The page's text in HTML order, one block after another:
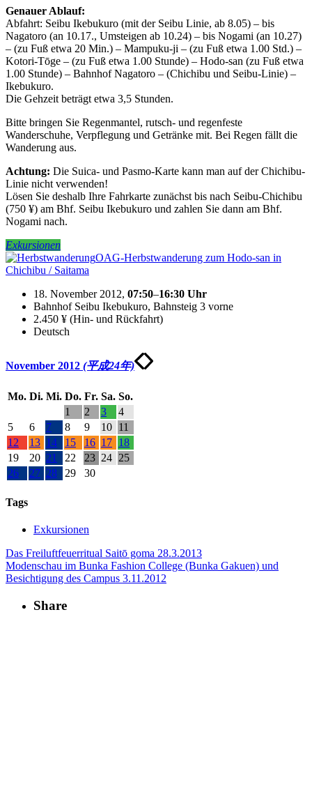
Genauer Ablauf:
Abfahrt: Seibu Ikebukuro (mit der Seibu Linie, ab 8.05) ‒ bis
Nagatoro (an 10.17., Umsteigen ab 10.24) ‒ bis Nogami (an 10.27)
‒ (zu Fuß etwa 20 Min.) ‒ Mampuku-ji ‒ (zu Fuß etwa 1.00 Std.) ‒
Kotori-Tōge ‒ (zu Fuß etwa 1.00 Stunde) ‒ Hodo-san (zu Fuß etwa
1.00 Stunde) ‒ Bahnhof Nagatoro ‒ (Chichibu und Seibu-Linie) ‒
Ikebukuro.
Die Gehzeit beträgt etwa 3,5 Stunden.
Bitte bringen Sie Regenmantel, rutsch- und regenfeste
Wanderschuhe, Verpflegung und Getränke mit. Bei Regen fällt die
Wanderung aus.
Achtung: Die Suica- und Pasmo-Karte kann man auf der Chichibu-
Linie nicht verwenden!
Lösen Sie deshalb Ihre Fahrkarte zunächst bis nach Seibu-Chichibu
(750 ¥) am Bhf. Seibu Ikebukuro und zahlen Sie dann am Bhf.
Nogami nach.
Exkursionen
OAG-Herbstwanderung zum Hodo-san in
Chichibu / Saitama
18. November 2012, 07:50–16:30 Uhr
Bahnhof Seibu Ikebukuro, Bahnsteig 3 vorne
2.450 ¥ (Hin- und Rückfahrt)
Deutsch
November 2012 (平成24年)
Mo. Di. Mi. Do. Fr. Sa. So.
1
2 3
4
5
6 7 8 9 10 11
12
13 14 15 16 17 18
19
20 21 22 23 24 25
26
27 28 29 30
Tags
Exkursionen
Das Freiluftfeuerritual Saitō goma 28.3.2013
Modenschau im Bunka Fashion College (Bunka Gakuen) und
Besichtigung des Campus 3.11.2012
Share